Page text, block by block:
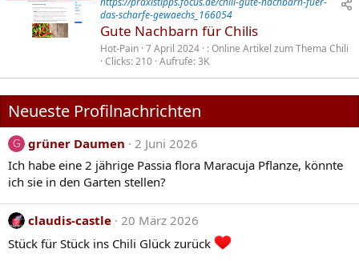
das-scharfe-gewaechs_166054
Gute Nachbarn für Chilis
Hot-Pain 7 April 2024
Online Artikel zum Thema Chili
Clicks 210 Aufrufe 3K
Neueste Profilnachrichten
G grüner Daumen
2 Juni 2026
Ich habe eine 2 jährige Passia flora Maracuja Pflanze, könnte
ich sie in den Garten stellen?
claudis-castle 20 März 2026
Stück für Stück ins Chili Glück zurück